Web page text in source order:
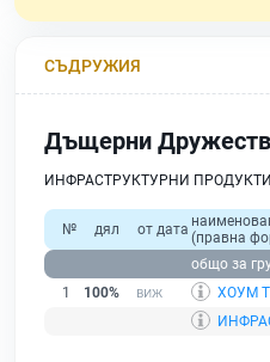
СЪДРУЖИЯ
Дъщерни
ИНФРАСТРУКТУРНИ ПРОДУКТИ
№ дял от дата (правна
общо за
1
100% ХОУМ